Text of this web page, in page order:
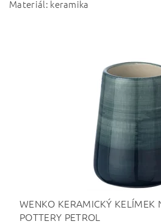
Materiál: keramika
WENKO KERAMICKÝ KELÍMEK
POTTERY PETROL